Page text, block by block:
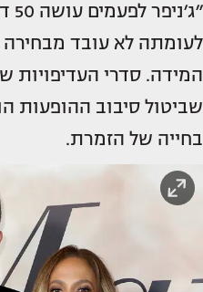
לעומתה לא עובד מבחירה
המידה. סדרי העדיפויות
שביטול סיבוב ההופעות
בחייה של הזמרת.